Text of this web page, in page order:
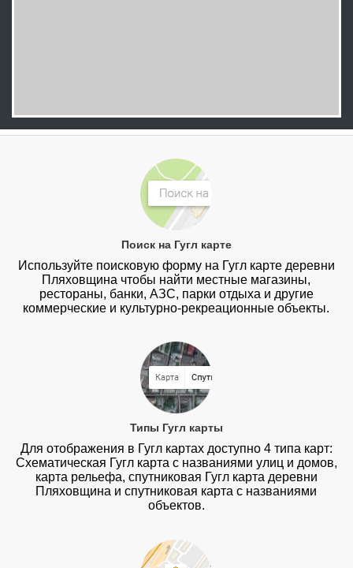
Поиск на Гугл карте
Используйте поисковую форму на Гугл карте деревни
Пляховщина чтобы найти местные магазины,
рестораны, банки, АЗС, парки отдыха и другие
коммерческие и культурно-рекреационные объекты.
Типы Гугл карты
Для отображения в Гугл картах доступно 4 типа карт:
Схематическая Гугл карта с названиями улиц и домов,
карта рельефа, спутниковая Гугл карта деревни
Пляховщина и спутниковая карта с названиями
объектов.